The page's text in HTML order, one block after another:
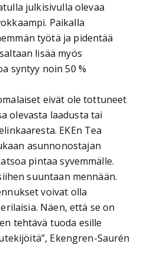
julkisivulla olevaa
Paikalla
työtä ja pidentää
lisää myös
syntyy noin 50 %
eivät ole tottuneet
olevasta laadusta tai
EKEn Tea
asunnonostajan
pintaa syvemmälle.
suuntaan mennään.
voivat olla
Näen, että se on
tehtävä tuoda esille
Ekengren-Saurén